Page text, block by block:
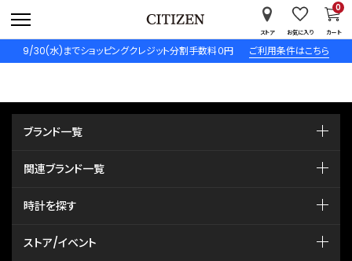
9/30(水)までショッピングクレジット分割手数料０円 ご利用条件はこちら
ストア お気に入り カート
0
ブランド一覧
関連ブランド一覧
時計を探す
ストア/イベント